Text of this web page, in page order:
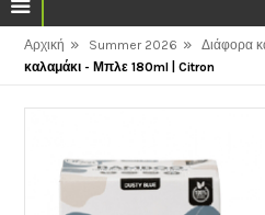
Αρχική » Summer 2026 » Διάφορα
καλαμάκι - Μπλε 180ml | Citron